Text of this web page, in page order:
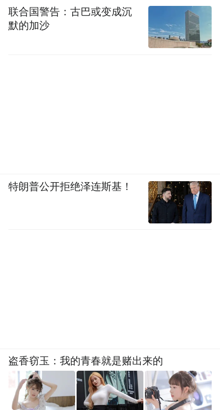
联合国警告：古巴或变成沉
默的加沙
特朗普公开拒绝泽连斯基！
盗香窃玉：我的青春就是赌出来的